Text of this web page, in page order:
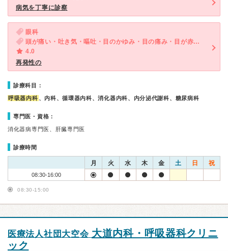
病気を丁寧に診察
眼科
頭が痛い・吐き気・嘔吐・目のかゆみ・目の痛み・目が赤い・涙が出る・目がチラチラする
4.0
再発性の
診療科目：
呼吸器内科 、内科、循環器内科、消化器内科、内分泌代謝科、糖尿病科
専門医・資格：
消化器病専門医、肝臓専門医
診療時間
月 火 水 木 金 土 日 祝
08:30-16:00
08:30-15:00
医療法人社団大空会 大道内科・呼吸器科クリニ
ック